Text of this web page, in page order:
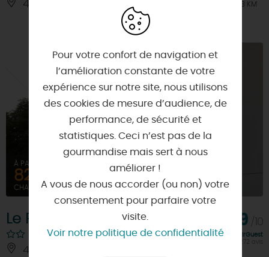
45320 - SAINT-HILAIRE-LES-ANDRESIS À 3 KM
À PARTIR DE
82€
CHAMBRE DOUBLE
Le Relais
45320 - COURTENAY
7,9
Note FairGuest
calculée sur 272 avis
Pour votre confort de navigation et
l’amélioration constante de votre
expérience sur notre site, nous utilisons
des cookies de mesure d’audience, de
performance, de sécurité et
statistiques. Ceci n’est pas de la
gourmandise mais sert à nous
améliorer !
A vous de nous accorder (ou non) votre
consentement pour parfaire votre
visite.
Voir notre politique de confidentialité